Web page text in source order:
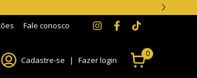
Fale conosco
Cadastre-se | Fazer login
0